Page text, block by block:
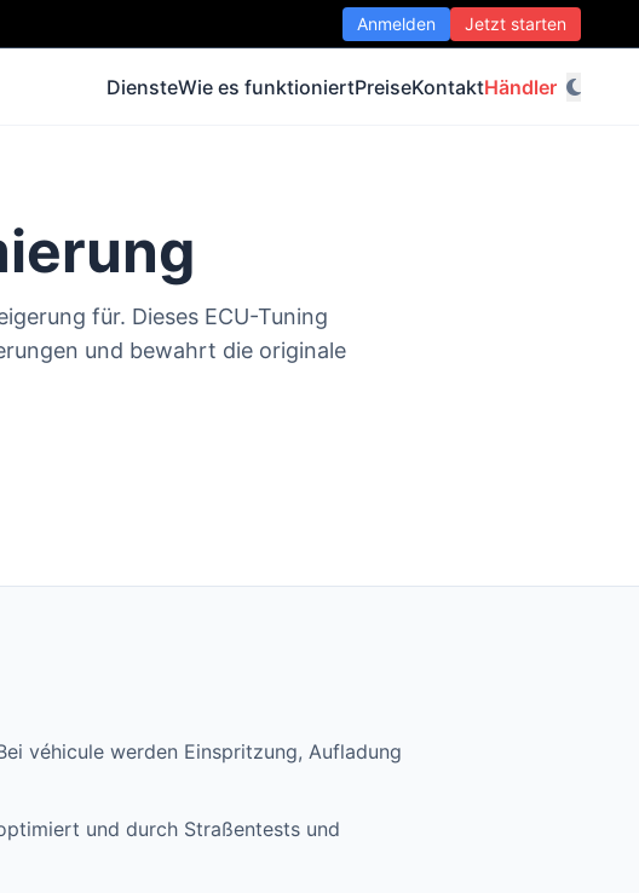
Anmelden Jetzt starten
DiensteWie es funktioniertPreiseKontaktHändler
für. Dieses ECU-Tuning
und bewahrt die originale
véhicule werden Einspritzung, Aufladung
und durch Straßentests und